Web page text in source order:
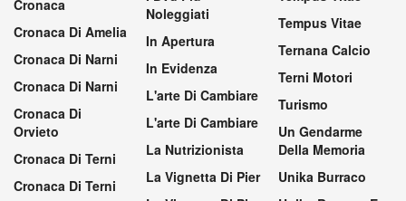
Cronaca
Cronaca Di Amelia
Cronaca Di Narni
Cronaca Di Narni
Cronaca Di
Orvieto
Cronaca Di Terni
Cronaca Di Terni
Noleggiati
In Apertura
In Evidenza
L'arte Di Cambiare
L'arte Di Cambiare
La Nutrizionista
La Vignetta Di Pier
Tempus Vitae
Ternana Calcio
Terni Motori
Turismo
Un Gendarme
Della Memoria
Unika Burraco